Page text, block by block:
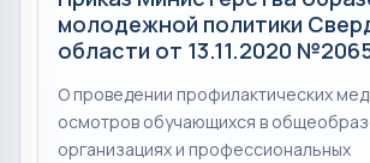
молодежной политики
области от 13.11.2020
О проведении профилактических
осмотров обучающихся в
организациях и профессиональных